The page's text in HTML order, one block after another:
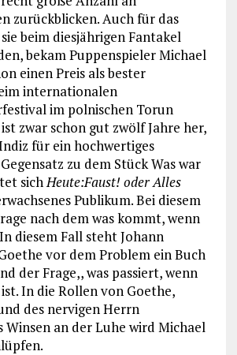
zurückblicken. Auch für das
beim diesjährigen Fantakel
bekam Puppenspieler Michael
einen Preis als bester
internationalen
im polnischen Torun
zwar schon gut zwölf Jahre her,
für ein hochwertiges
zu dem Stück Was war
sichHeute:Faust! oder Alles
Publikum. Bei diesem
nach dem was kommt, wenn
diesem Fall steht Johann
vor dem Problem ein Buch
der Frage,, was passiert, wenn
In die Rollen von Goethe,
des nervigen Herrn
Winsen an der Luhe wird Michael